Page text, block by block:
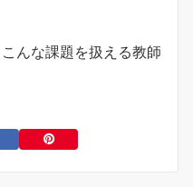
んな課題を扱える教師